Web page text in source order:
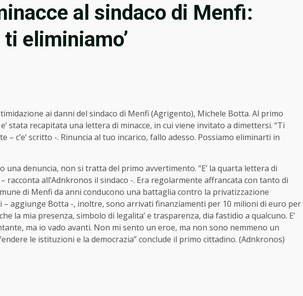
al sindaco di Menfi:
eliminiamo’
ai danni del sindaco di Menfi (Agrigento), Michele Botta. Al primo
stata recapitata una lettera di minacce, in cui viene invitato a dimettersi. “Ti
– c’e’ scritto -. Rinuncia al tuo incarico, fallo adesso. Possiamo eliminarti in
una denuncia, non si tratta del primo avvertimento. “E’ la quarta lettera di
racconta all’Adnkronos il sindaco -. Era regolarmente affrancata con tanto di
di Menfi da anni conducono una battaglia contro la privatizzazione
– aggiunge Botta -, inoltre, sono arrivati finanziamenti per 10 milioni di euro per
la mia presenza, simbolo di legalita’ e trasparenza, dia fastidio a qualcuno. E’
ma io vado avanti. Non mi sento un eroe, ma non sono nemmeno un
le istituzioni e la democrazia” conclude il primo cittadino. (Adnkronos)